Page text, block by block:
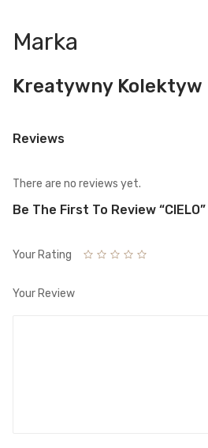
Marka
Kreatywny Kolektyw
Reviews
There are no reviews yet.
Be The First To Review “CIELO”
Your Rating
Your Review